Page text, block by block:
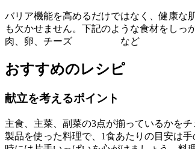
バリア機能を高めるだけではなく、健康な
も欠かせません。下記のような食材をし
肉、卵、チーズ など
おすすめのレシピ
献立を考えるポイント
主食、主菜、副菜の3点が揃っているかを
製品を使った料理で、1食あたりの目安は